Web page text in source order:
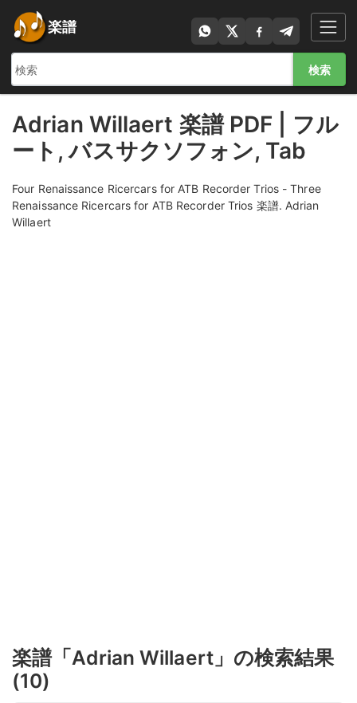
楽譜
検索
Adrian Willaert 楽譜 PDF | フル
ート, バスサクソフォン, Tab
Four Renaissance Ricercars for ATB Recorder Trios - Three
Renaissance Ricercars for ATB Recorder Trios 楽譜. Adrian
Willaert
楽譜「Adrian Willaert」の検索結果
(10)